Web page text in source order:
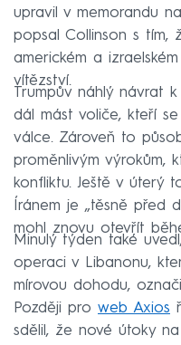
upravil v memorandu
popsal Collinson s tím,
americkém a
vítězství.
Trumpův náhlý návrat
dál mást voliče, kteří
válce. Zároveň to
proměnlivým výrokům,
konfliktu. Ještě v úterý
Íránem je „těsně před
mohl znovu otevřít
Minulý týden také
operaci v Libanonu,
mírovou dohodu,
Později pro web Axios
sdělil, že nové útoky